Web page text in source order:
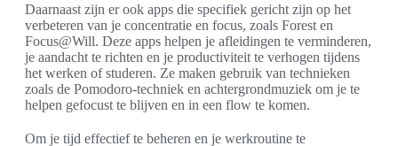
Daarnaast zijn er ook apps die specifiek gericht zijn op het
verbeteren van je concentratie en focus, zoals Forest en
Focus@Will. Deze apps helpen je afleidingen te verminderen,
je aandacht te richten en je productiviteit te verhogen tijdens
het werken of studeren. Ze maken gebruik van technieken
zoals de Pomodoro-techniek en achtergrondmuziek om je te
helpen gefocust te blijven en in een flow te komen.
Om je tijd effectief te beheren en je werkroutine te